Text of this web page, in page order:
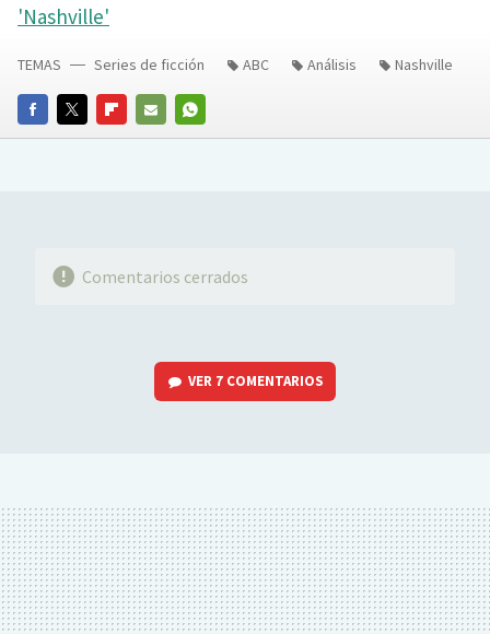
'Nashville'
FACEBOOKTWITTERFLIPBOARD
E-
WHATSAPP
TEMAS Series de ficción ABC Análisis Nashville
Comentarios cerrados
VER 7 COMENTARIOS